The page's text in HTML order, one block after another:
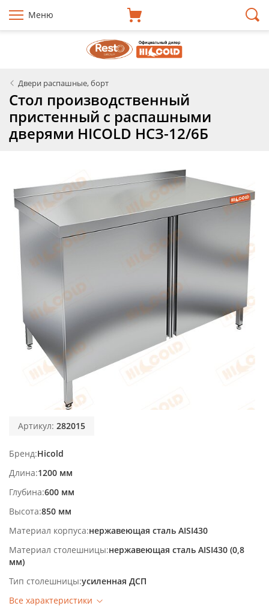
Меню
Двери распашные, борт
Стол производственный
пристенный с распашными
дверями HICOLD НСЗ-12/6Б
Артикул: 282015
Бренд Hicold
Длина 1200 мм
Глубина 600 мм
Высота 850 мм
Материал корпуса нержавеющая сталь AISI430
Материал столешницы нержавеющая сталь AISI430 (0,8
мм)
Тип столешницы усиленная ДСП
Все характеристики